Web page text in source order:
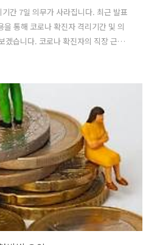
간 7일 의무가 사라집니다. 최근 발표
통해 코로나 확진자 격리기간 및 의
겠습니다. 코로나 확진자의 직장 근태
보았습니다. 코로나 확진자 격리기간
확산을 방지하기 위해 당연히 방역
로 인해 격리기간이 반복, 길어지는 것
다. 최근 코로나19 일일 사망자와 치
19 대응 단계를 심각 단계에서 경계 단
. 이에 따라 코로나 확진자 격리기간,